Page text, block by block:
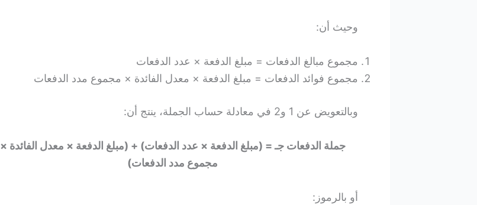
وحيث أن:
مجموع مبالغ الدفعات = مبلغ الدفعة × عدد الدفعات
مجموع فوائد الدفعات = مبلغ الدفعة × معدل الفائدة × مجموع مدد الدفعات
وبالتعويض عن 1 و2 في معادلة حساب الجملة، ينتج أن:
جملة الدفعات جـ = (مبلغ الدفعة × عدد الدفعات) + (مبلغ الدفعة × معدل الفائدة ×
مجموع مدد الدفعات)
أو بالرموز: